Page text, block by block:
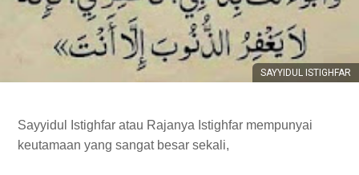
SAYYIDUL ISTIGHFAR
Sayyidul Istighfar atau Rajanya Istighfar mempunyai
keutamaan yang sangat besar sekali,